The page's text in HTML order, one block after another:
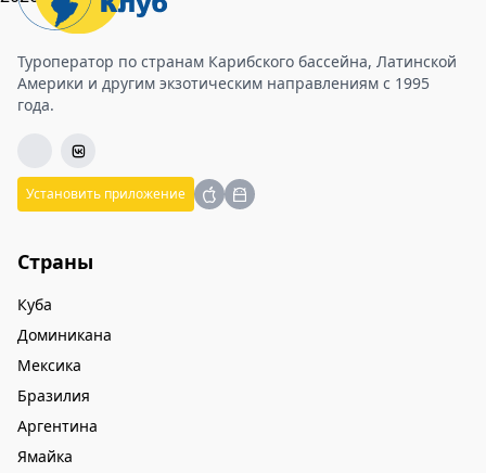
Туроператор по странам Карибского бассейна, Латинской
Америки и другим экзотическим направлениям с 1995
года.
Установить приложение
Страны
Куба
Доминикана
Мексика
Бразилия
Аргентина
Ямайка